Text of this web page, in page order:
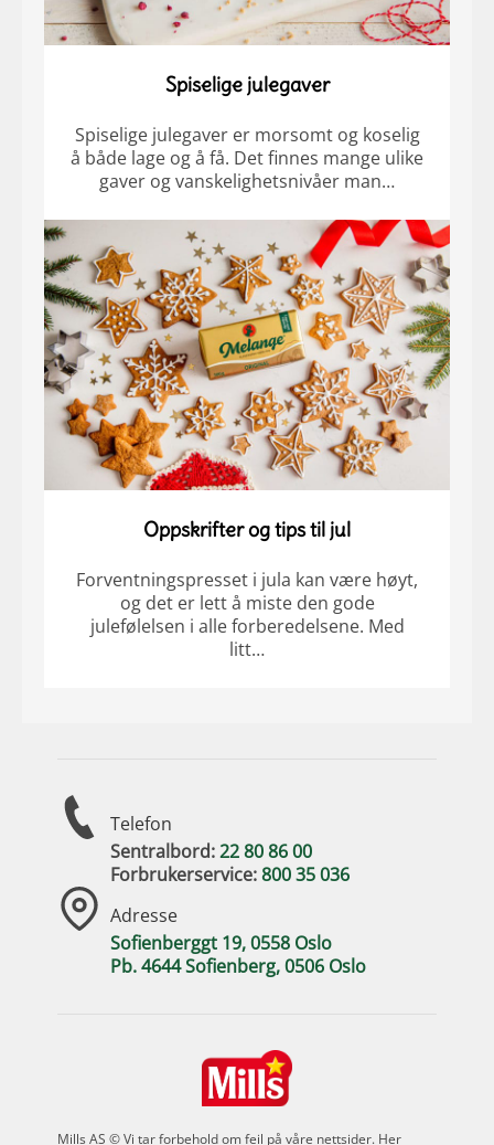
Spiselige julegaver
Spiselige julegaver er morsomt og koselig
å både lage og å få. Det finnes mange ulike
gaver og vanskelighetsnivåer man…
Oppskrifter og tips til jul
Forventningspresset i jula kan være høyt,
og det er lett å miste den gode
julefølelsen i alle forberedelsene. Med
litt…
Telefon
Sentralbord:22 80 86 00
Forbrukerservice:800 35 036
Adresse
Sofienberggt 19, 0558 Oslo
Pb. 4644 Sofienberg, 0506 Oslo
Mills AS © Vi tar forbehold om feil på våre nettsider. Her